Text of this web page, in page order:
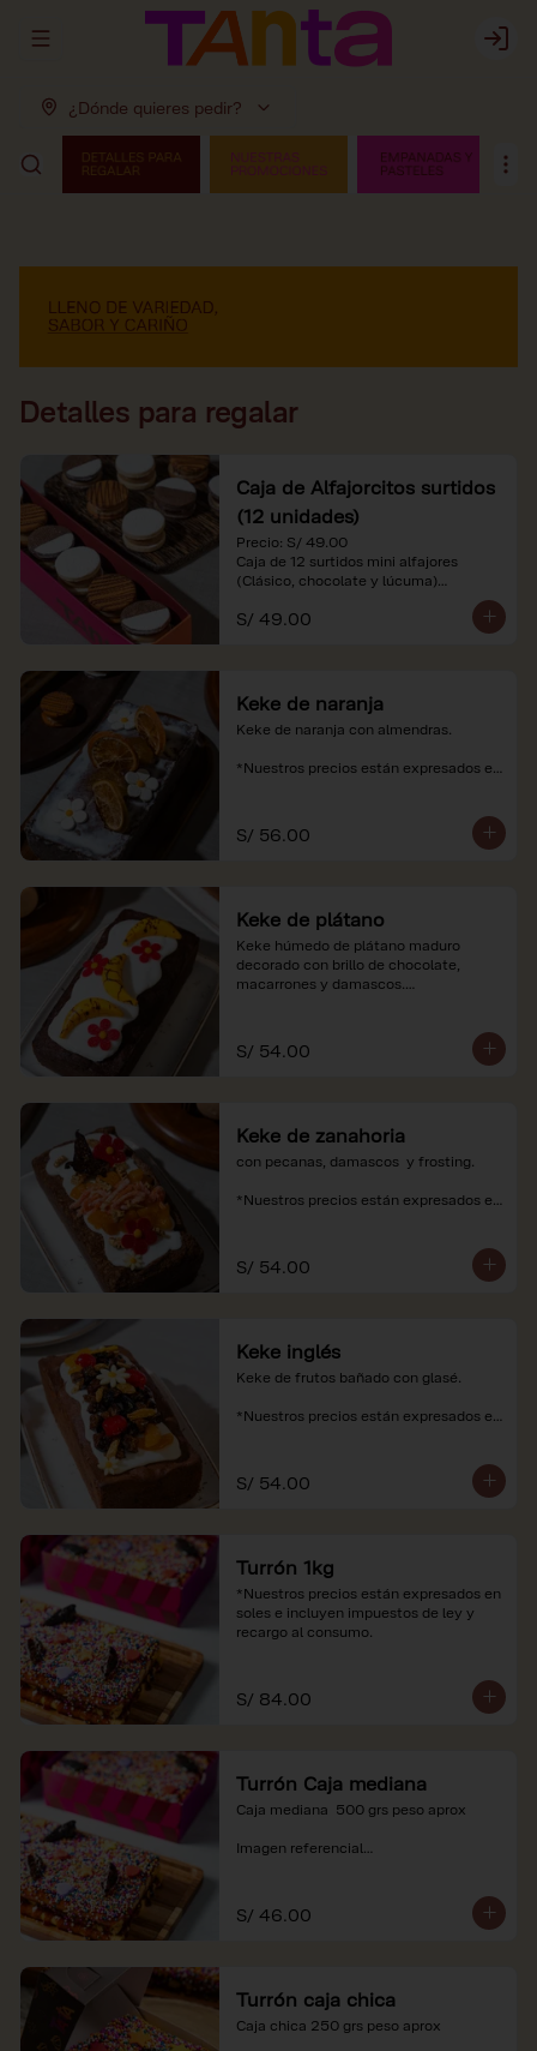
Abrir menu de navegación Login
¿Dónde quieres pedir?
Detalles para regalar
Caja de Alfajorcitos surtidos
(12 unidades)
Precio: S/ 49.00
Caja de 12 surtidos mini alfajores
(Clásico, chocolate y lúcuma)
*Nuestros precios están expresados en
S/ 49.00
Keke de naranja
Keke de naranja con almendras.
*Nuestros precios están expresados en
S/ 56.00
Keke de plátano
Keke húmedo de plátano maduro
decorado con brillo de chocolate,
macarrones y damascos.
soles e incluyen impuestos de ley y
recargo al consumo.
S/ 54.00
Keke de zanahoria
con pecanas, damascos  y frosting.
*Nuestros precios están expresados en
S/ 54.00
Keke inglés
Keke de frutos bañado con glasé.
*Nuestros precios están expresados en
S/ 54.00
Turrón 1kg
*Nuestros precios están expresados en
soles e incluyen impuestos de ley y
recargo al consumo.
S/ 84.00
Turrón Caja mediana
Caja mediana  500 grs peso aprox
Imagen referencial
soles e incluyen impuestos de ley y
recargo al consumo.
S/ 46.00
Turrón caja chica
Caja chica 250 grs peso aprox